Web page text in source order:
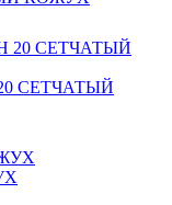
СЕТЧАТЫЙ